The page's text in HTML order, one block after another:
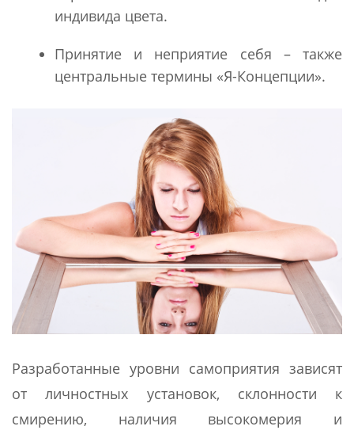
индивида цвета.
Принятие и неприятие себя – также
центральные термины «Я-Концепции».
Разработанные уровни самоприятия зависят
от личностных установок, склонности к
смирению, наличия высокомерия и